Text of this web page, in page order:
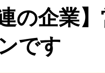
の企業
です